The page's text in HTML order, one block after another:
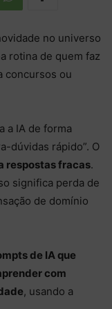
no universo
rotina de quem faz
concursos ou
a IA de forma
dúvidas rápido”. O
respostas fracas.
significa perda de
de domínio
de IA que
com
, usando a